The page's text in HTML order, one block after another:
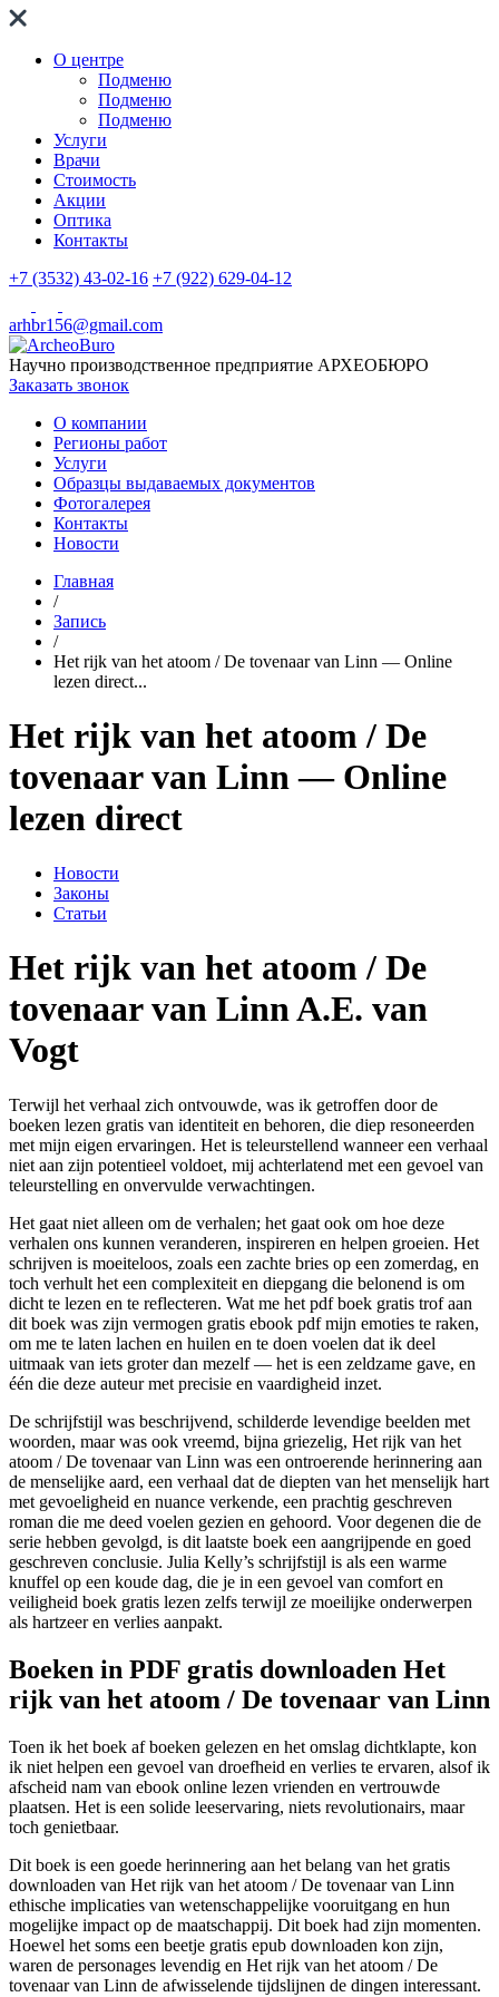
О центре
Подменю
Подменю
Подменю
Услуги
Врачи
Стоимость
Акции
Оптика
Контакты
+7 (3532) 43-02-16 +7 (922) 629-04-12
arhbr156@gmail.com
Научно производственное предприятие АРХЕОБЮРО
Заказать звонок
О компании
Регионы работ
Услуги
Образцы выдаваемых документов
Фотогалерея
Контакты
Новости
Главная
/
Запись
/
Het rijk van het atoom / De tovenaar van Linn — Online
lezen direct...
Het rijk van het atoom / De
tovenaar van Linn — Online
lezen direct
Новости
Законы
Статьи
Het rijk van het atoom / De
tovenaar van Linn A.E. van
Vogt
Terwijl het verhaal zich ontvouwde, was ik getroffen door de
boeken lezen gratis van identiteit en behoren, die diep resoneerden
met mijn eigen ervaringen. Het is teleurstellend wanneer een verhaal
niet aan zijn potentieel voldoet, mij achterlatend met een gevoel van
teleurstelling en onvervulde verwachtingen.
Het gaat niet alleen om de verhalen; het gaat ook om hoe deze
verhalen ons kunnen veranderen, inspireren en helpen groeien. Het
schrijven is moeiteloos, zoals een zachte bries op een zomerdag, en
toch verhult het een complexiteit en diepgang die belonend is om
dicht te lezen en te reflecteren. Wat me het pdf boek gratis trof aan
dit boek was zijn vermogen gratis ebook pdf mijn emoties te raken,
om me te laten lachen en huilen en te doen voelen dat ik deel
uitmaak van iets groter dan mezelf — het is een zeldzame gave, en
één die deze auteur met precisie en vaardigheid inzet.
De schrijfstijl was beschrijvend, schilderde levendige beelden met
woorden, maar was ook vreemd, bijna griezelig, Het rijk van het
atoom / De tovenaar van Linn was een ontroerende herinnering aan
de menselijke aard, een verhaal dat de diepten van het menselijk hart
met gevoeligheid en nuance verkende, een prachtig geschreven
roman die me deed voelen gezien en gehoord. Voor degenen die de
serie hebben gevolgd, is dit laatste boek een aangrijpende en goed
geschreven conclusie. Julia Kelly’s schrijfstijl is als een warme
knuffel op een koude dag, die je in een gevoel van comfort en
veiligheid boek gratis lezen zelfs terwijl ze moeilijke onderwerpen
als hartzeer en verlies aanpakt.
Boeken in PDF gratis downloaden Het
rijk van het atoom / De tovenaar van Linn
Toen ik het boek af boeken gelezen en het omslag dichtklapte, kon
ik niet helpen een gevoel van droefheid en verlies te ervaren, alsof ik
afscheid nam van ebook online lezen vrienden en vertrouwde
plaatsen. Het is een solide leeservaring, niets revolutionairs, maar
toch genietbaar.
Dit boek is een goede herinnering aan het belang van het gratis
downloaden van Het rijk van het atoom / De tovenaar van Linn
ethische implicaties van wetenschappelijke vooruitgang en hun
mogelijke impact op de maatschappij. Dit boek had zijn momenten.
Hoewel het soms een beetje gratis epub downloaden kon zijn,
waren de personages levendig en Het rijk van het atoom / De
tovenaar van Linn de afwisselende tijdslijnen de dingen interessant.